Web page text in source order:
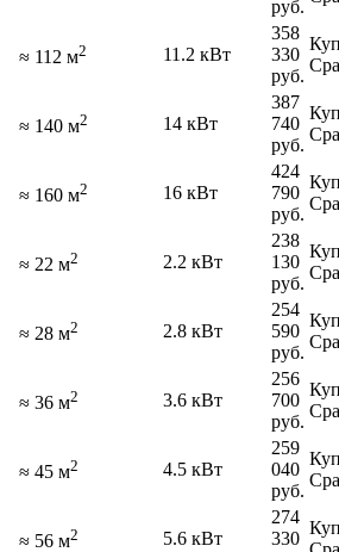
руб.
≈ 112 м2 11.2 кВт
358
330
руб.
≈ 140 м2 14 кВт
387
740
руб.
≈ 160 м2 16 кВт
424
790
руб.
≈ 22 м2 2.2 кВт
238
130
руб.
≈ 28 м2 2.8 кВт
254
590
руб.
≈ 36 м2 3.6 кВт
256
700
руб.
≈ 45 м2 4.5 кВт
259
040
руб.
≈ 56 м2 5.6 кВт
274
330